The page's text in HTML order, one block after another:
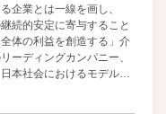
企業とは一線を画し、
継続的安定に寄与すること
体の利益を創造する」介
ーディングカンパニー、
本社会におけるモデル企
ことを目指します。業務拡
全国各営業所で人材募集